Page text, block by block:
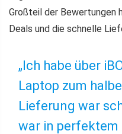
Großteil der Bewertungen
Deals und die schnelle
„Ich habe über
Laptop zum
Lieferung war
war in perfektem